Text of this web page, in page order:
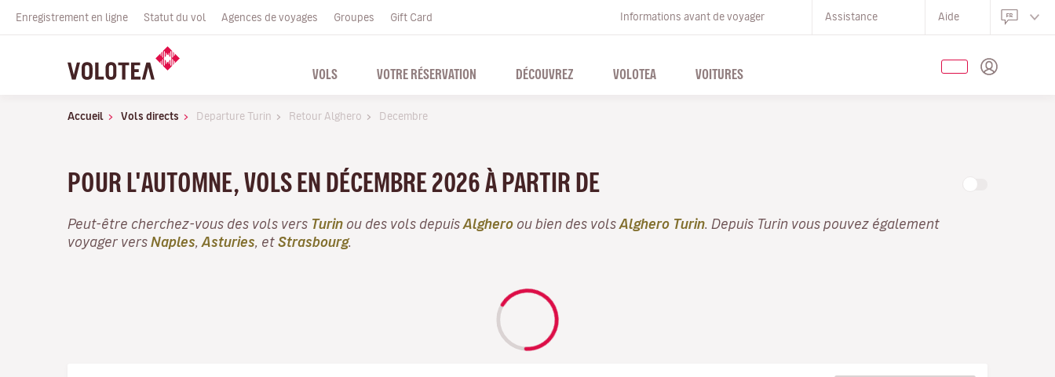
Enregistrement en ligne Statut du vol Agences de voyages Groupes Gift Card Informations avant de voyager Assistance Aide
VOLS VOTRE RÉSERVATION DÉCOUVREZ VOLOTEA VOITURES
Accueil Vols directs Departure Turin Retour Alghero Decembre
POUR L'AUTOMNE, VOLS EN DÉCEMBRE 2026 À PARTIR DE
Peut-être cherchez-vous des vols vers Turin ou des vols depuis Alghero ou bien des vols Alghero Turin . Depuis Turin vous pouvez également
voyager vers Naples Asturies , et Strasbourg.